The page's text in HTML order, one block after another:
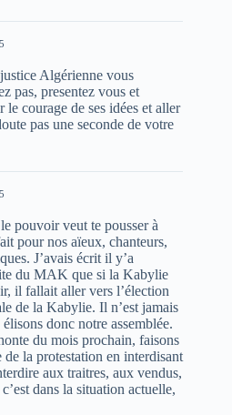
Algérienne vous
pas, presentez vous et
courage de ses idées et aller
pas une seconde de votre
pouvoir veut te pousser à
pour nos aïeux, chanteurs,
J’avais écrit il y’a
du MAK que si la Kabylie
il fallait aller vers l’élection
de la Kabylie. Il n’est jamais
donc notre assemblée.
du mois prochain, faisons
la protestation en interdisant
aux traitres, aux vendus,
dans la situation actuelle,